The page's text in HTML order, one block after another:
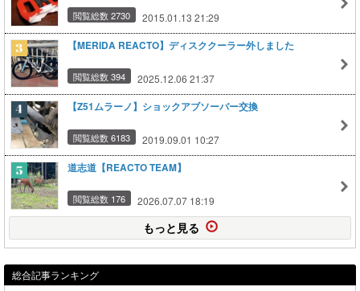
閲覧総数 2730 2015.01.13 21:29
【MERIDA REACTO】ディスククーラー外しました
閲覧総数 394 2025.12.06 21:37
【Z51ムラーノ】ショックアブソーバー交換
閲覧総数 6183 2019.09.01 10:27
道志道【REACTO TEAM】
閲覧総数 176 2026.07.07 18:19
もっと見る
総合記事ランキング